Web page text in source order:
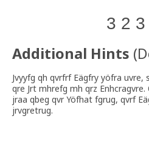
3 2
Additional Hints (
Jvyyfg qh qvrfrf Eägfry yöfra uvre,
qre Jrt mhrefg mh qrz Enhcragvre.
jraa qbeg qvr Yöfhat fgrug, qvrf
jrvgretrug.